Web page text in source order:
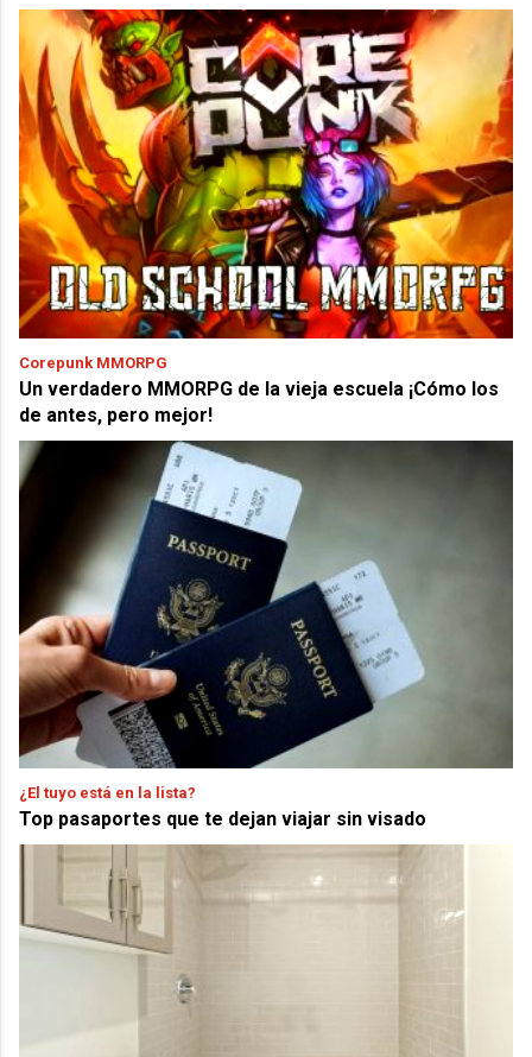
Corepunk MMORPG
Un verdadero MMORPG de la vieja escuela ¡Cómo los
de antes, pero mejor!
¿El tuyo está en la lista?
Top pasaportes que te dejan viajar sin visado